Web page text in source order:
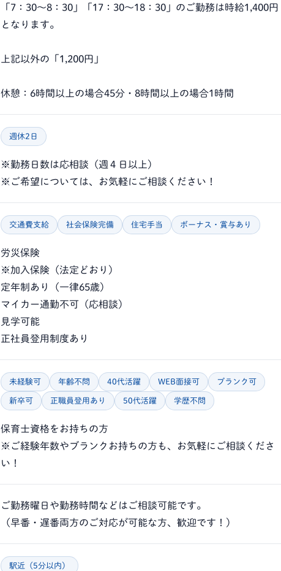
「7：30～8：30」「17：30～18：30」のご勤務は時給1,400円
となります。
上記以外の「1,200円」
休憩：6時間以上の場合45分・8時間以上の場合1時間
週休2日
※勤務日数は応相談（週４日以上）
※ご希望については、お気軽にご相談ください！
交通費支給 社会保険完備 住宅手当 ボーナス・賞与あり
労災保険
※加入保険（法定どおり）
定年制あり（一律65歳）
マイカー通勤不可（応相談）
見学可能
正社員登用制度あり
未経験可 年齢不問 40代活躍 WEB面接可 ブランク可
新卒可 正職員登用あり 50代活躍 学歴不問
保育士資格をお持ちの方
※ご経験年数やブランクお持ちの方も、お気軽にご相談くださ
い！
ご勤務曜日や勤務時間などはご相談可能です。
（早番・遅番両方のご対応が可能な方、歓迎です！）
駅近（5分以内）